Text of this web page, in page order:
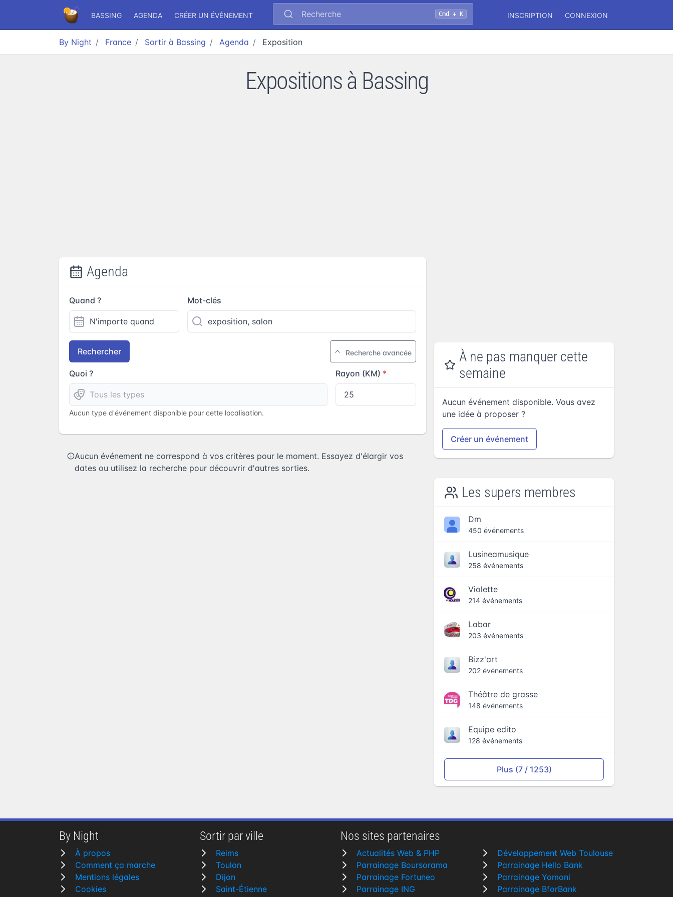
BASSING AGENDA CRÉER UN ÉVÉNEMENT Recherche Cmd + K INSCRIPTION CONNEXION
By Night France Sortir à Bassing Agenda Exposition
Expositions à Bassing
Agenda
Quand ? Mot-clés
Rechercher Recherche avancée
Quoi ?
Aucun type d'événement disponible pour cette localisation.
Rayon (KM)
Aucun événement ne correspond à vos critères pour le moment. Essayez d'élargir vos
dates ou utilisez la recherche pour découvrir d'autres sorties.
À ne pas manquer cette
semaine
Aucun événement disponible. Vous avez
une idée à proposer ?
Créer un événement
Les supers membres
Dm
450 événements
Lusineamusique
258 événements
Violette
214 événements
Labar
203 événements
Bizz'art
202 événements
Théâtre de grasse
148 événements
Equipe edito
128 événements
Plus (7 / 1253)
By Night
À propos
Comment ça marche
Mentions légales
Cookies
Sortir par ville
Reims
Toulon
Dijon
Saint-Étienne
Nos sites partenaires
Actualités Web & PHP
Parrainage Boursorama
Parrainage Fortuneo
Parrainage ING
Développement Web Toulouse
Parrainage Hello Bank
Parrainage Yomoni
Parrainage BforBank